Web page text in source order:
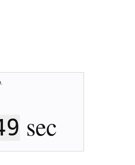
.
sec